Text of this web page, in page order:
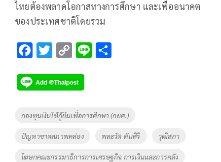
ไทยต้องพลาดโอกาสทางการศึกษา และเพื่ออนาคต
ของประเทศชาติโดยรวม
F
e
b
o
k
T
tt
er
C
p
y
Li
n
k
Li
Tags
กองทุนเงินให้กู้ยืมเพื่อการศึกษา (กยศ.)
ปัญหาขาดสภาพคล่อง พละวัต ตันศิริ วุฒิสภา
โฆษกคณะกรรมาธิการการเศรษฐกิจ การเงินและการคลัง